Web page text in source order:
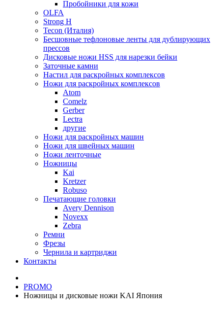
Пробойники для кожи
OLFA
Strong H
Tecon (Италия)
Бесшовные тефлоновые ленты для дублирующих
прессов
Дисковые ножи HSS для нарезки бейки
Заточные камни
Настил для раскройных комплексов
Ножи для раскройных комплексов
Atom
Comelz
Gerber
Lectra
другие
Ножи для раскройных машин
Ножи для швейных машин
Ножи ленточные
Ножницы
Kai
Kretzer
Robuso
Печатающие головки
Avery Dennison
Novexx
Zebra
Ремни
Фрезы
Чернила и картриджи
Контакты
PROMO
Ножницы и дисковые ножи KAI Япония